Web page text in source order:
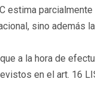
estima
sino además
a la hora de
en el art. 16